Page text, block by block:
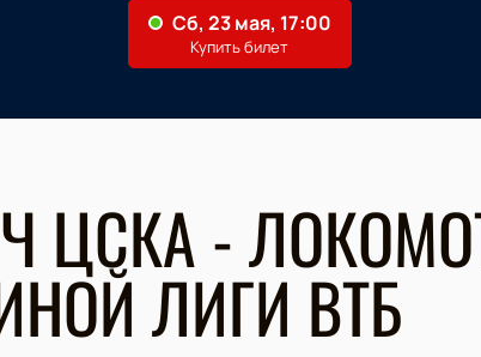
ЦСКА -
ЛИГИ ВТБ